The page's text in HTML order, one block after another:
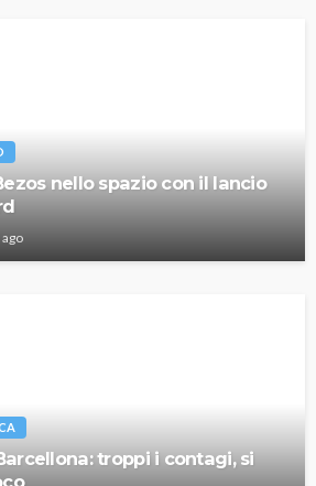
nello spazio con il lancio
troppi i contagi, si